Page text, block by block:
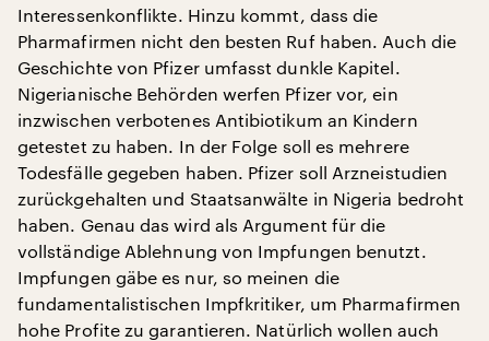
Interessenkonflikte. Hinzu kommt, dass die
Pharmafirmen nicht den besten Ruf haben. Auch die
Geschichte von Pfizer umfasst dunkle Kapitel.
Nigerianische Behörden werfen Pfizer vor, ein
inzwischen verbotenes Antibiotikum an Kindern
getestet zu haben. In der Folge soll es mehrere
Todesfälle gegeben haben. Pfizer soll Arzneistudien
zurückgehalten und Staatsanwälte in Nigeria bedroht
haben. Genau das wird als Argument für die
vollständige Ablehnung von Impfungen benutzt.
Impfungen gäbe es nur, so meinen die
fundamentalistischen Impfkritiker, um Pharmafirmen
hohe Profite zu garantieren. Natürlich wollen auch